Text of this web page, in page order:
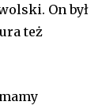
On był
też